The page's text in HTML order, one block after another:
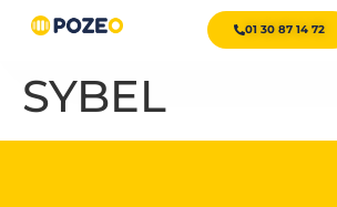
01 30 87 14 72
SYBEL